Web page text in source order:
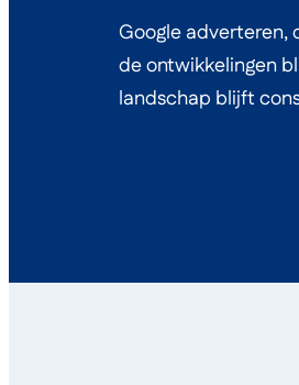
Google adverteren,
de ontwikkelingen
landschap blijft